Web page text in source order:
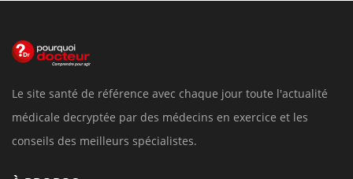
Le site santé de référence avec chaque jour toute l'actualité
médicale decryptée par des médecins en exercice et les
conseils des meilleurs spécialistes.